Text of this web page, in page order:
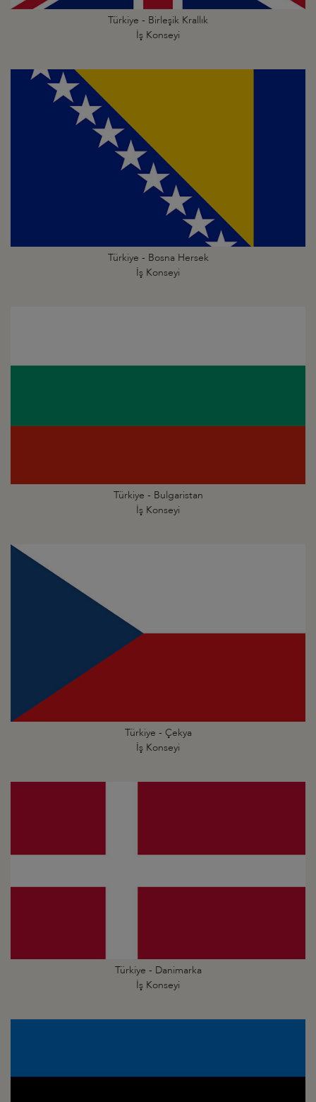
Türkiye - Birleşik Krallık
İş Konseyi
Türkiye - Bosna Hersek
İş Konseyi
Türkiye - Bulgaristan
İş Konseyi
Türkiye - Çekya
İş Konseyi
Türkiye - Danimarka
İş Konseyi